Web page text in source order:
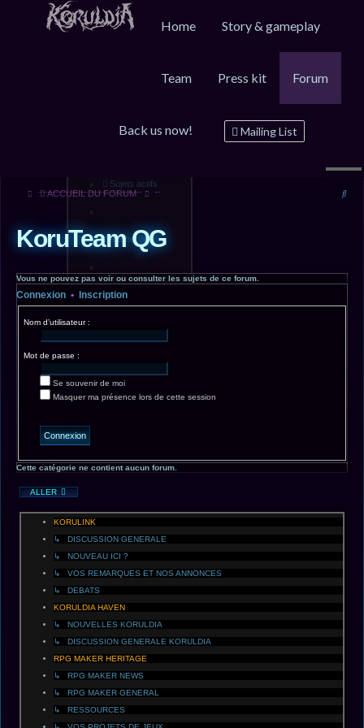
Home Story & gameplay
Team Press kit Forum
Mailing List
Back us now!
Messages non lus
Sujets actifs
Rechercher
Connexion
Inscription
FAQ
ACCUEIL DU FORUM
KoruTeam QG
Vous ne pouvez pas voir ou consulter les sujets de ce forum.
Connexion • Inscription
Nom d’utilisateur :
Mot de passe :
Se souvenir de moi
Masquer ma présence lors de cette session
Cette catégorie ne contient aucun forum.
ALLER
KORULINK
↳ DISCUSSION GENERALE
↳ NOUVEAU ICI ?
↳ VOS REMARQUES ET NOS ANNONCES
↳ DEBATS
KORULDIA HAVEN
↳ NOUVELLES KORULDIA
↳ DISCUSSION GENERALE KORULDIA
RPG MAKER HERITAGE
↳ RPG MAKER NEWS
↳ RPG MAKER GENERAL
↳ RESSOURCES